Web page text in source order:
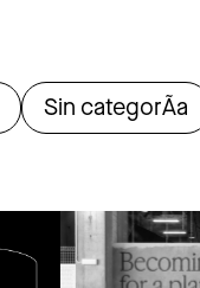
Sin categorÃ­a